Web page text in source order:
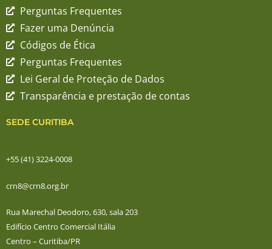
Perguntas Frequentes
Fazer uma Denúncia
Códigos de Ética
Perguntas Frequentes
Lei Geral de Proteção de Dados
Transparência e prestação de contas
SEDE CURITIBA
+55 (41) 3224-0008
crn8@crn8.org.br
Rua Marechal Deodoro, 630, sala 203
Edifício Centro Comercial Itália
Centro – Curitiba/PR